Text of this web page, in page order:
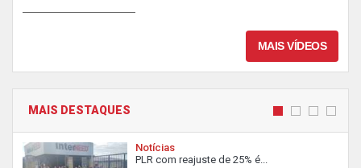
MAIS VÍDEOS
MAIS DESTAQUES
Notícias
PLR com reajuste de 25% é...